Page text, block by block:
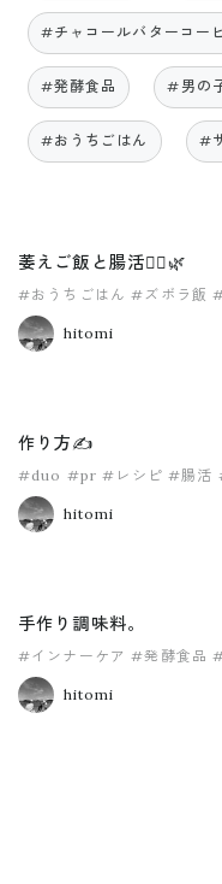
#チャコールバターコー
#発酵食品 #男の
#おうちごはん #
萎えご飯と腸活🧘‍♀️🌿
#おうちごはん #ズボラ飯
hitomi
作り方✍️
#duo #pr #レシピ #腸活
hitomi
手作り調味料。
#インナーケア #発酵食品
hitomi